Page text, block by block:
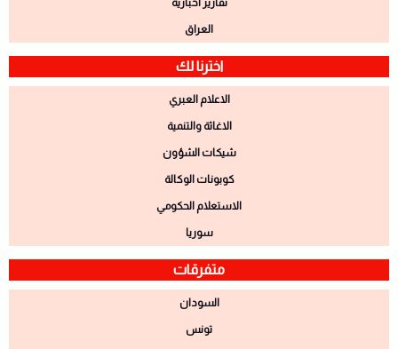
تقارير اخبارية
العراق
اخترنا لك
الاعلام العبري
الاغاثة والتنمية
شيكات الشؤون
كوبونات الوكالة
الاستعلام الحكومي
سوريا
متفرقات
السودان
تونس